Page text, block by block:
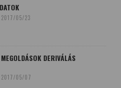
2017/05/23
DERIVÁLÁS
2017/05/07